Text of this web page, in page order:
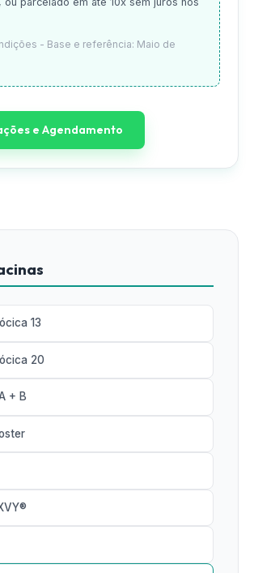
- Base e referência: Maio de
e Agendamento
13
20
+ B